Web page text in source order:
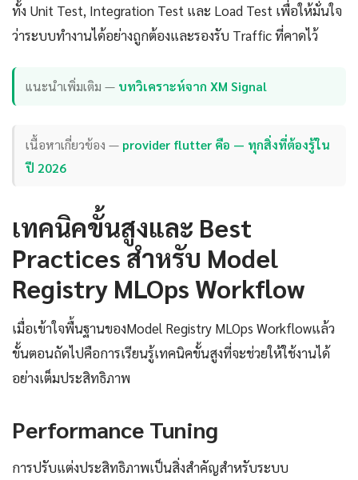
ทั้ง Unit Test, Integration Test และ Load Test เพื่อให้มั่นใจ
ว่าระบบทำงานได้อย่างถูกต้องและรองรับ Traffic ที่คาดไว้
แนะนำเพิ่มเติม — บทวิเคราะห์จาก XM Signal
เนื้อหาเกี่ยวข้อง — provider flutter คือ — ทุกสิ่งที่ต้องรู้ใน
ปี 2026
เทคนิคขั้นสูงและ Best
Practices สำหรับ Model
Registry MLOps Workflow
เมื่อเข้าใจพื้นฐานของModel Registry MLOps Workflowแล้ว
ขั้นตอนถัดไปคือการเรียนรู้เทคนิคขั้นสูงที่จะช่วยให้ใช้งานได้
อย่างเต็มประสิทธิภาพ
Performance Tuning
การปรับแต่งประสิทธิภาพเป็นสิ่งสำคัญสำหรับระบบ